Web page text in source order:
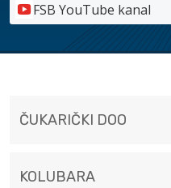
FSB YouTube kanal
ČUKARIČKI DOO
KOLUBARA